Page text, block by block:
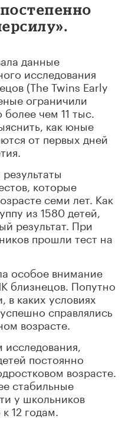
данные
исследования
(The Twins Early
ограничили
чем 11 тыс.
как юные
от первых дней
которые
семи лет. Как
из 1580 детей,
результат. При
прошли тест на
особое внимание
близнецов. Попутно
в каких условиях
справлялись
возрасте.
исследования,
постоянно
возрасте.
стабильные
у школьников
12 годам.